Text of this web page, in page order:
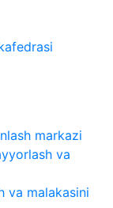
markazi
va
va malakasini